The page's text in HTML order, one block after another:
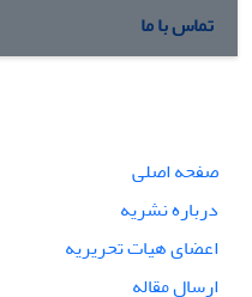
تماس با ما
صفحه اصلی
درباره نشریه
اعضای هیات تحریریه
ارسال مقاله